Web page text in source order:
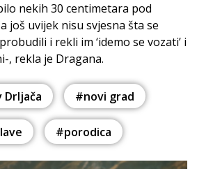
nekih 30 centimetara pod
još uvijek nisu svjesna šta se
i rekli im ‘idemo se vozati’ i
, rekla je Dragana.
Drljača #novi grad
#porodica